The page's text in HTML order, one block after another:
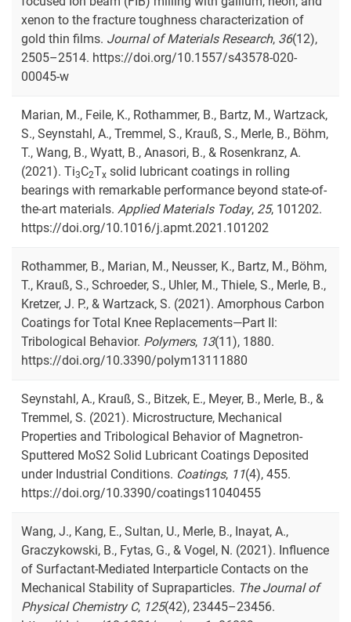
xenon to the fracture toughness characterization of
gold thin films. Journal of Materials Research, 36(12),
2505–2514. https://doi.org/10.1557/s43578-020-
00045-w
Marian, M., Feile, K., Rothammer, B., Bartz, M., Wartzack,
S., Seynstahl, A., Tremmel, S., Krauß, S., Merle, B., Böhm,
T., Wang, B., Wyatt, B., Anasori, B., & Rosenkranz, A.
(2021). Ti3C2Tx solid lubricant coatings in rolling
bearings with remarkable performance beyond state-of-
the-art materials. Applied Materials Today, 25, 101202.
https://doi.org/10.1016/j.apmt.2021.101202
Rothammer, B., Marian, M., Neusser, K., Bartz, M., Böhm,
T., Krauß, S., Schroeder, S., Uhler, M., Thiele, S., Merle, B.,
Kretzer, J. P., & Wartzack, S. (2021). Amorphous Carbon
Coatings for Total Knee Replacements—Part II:
Tribological Behavior. Polymers, 13(11), 1880.
https://doi.org/10.3390/polym13111880
Seynstahl, A., Krauß, S., Bitzek, E., Meyer, B., Merle, B., &
Tremmel, S. (2021). Microstructure, Mechanical
Properties and Tribological Behavior of Magnetron-
Sputtered MoS2 Solid Lubricant Coatings Deposited
under Industrial Conditions. Coatings, 11(4), 455.
https://doi.org/10.3390/coatings11040455
Wang, J., Kang, E., Sultan, U., Merle, B., Inayat, A.,
Graczykowski, B., Fytas, G., & Vogel, N. (2021). Influence
of Surfactant-Mediated Interparticle Contacts on the
Mechanical Stability of Supraparticles. The Journal of
Physical Chemistry C, 125(42), 23445–23456.